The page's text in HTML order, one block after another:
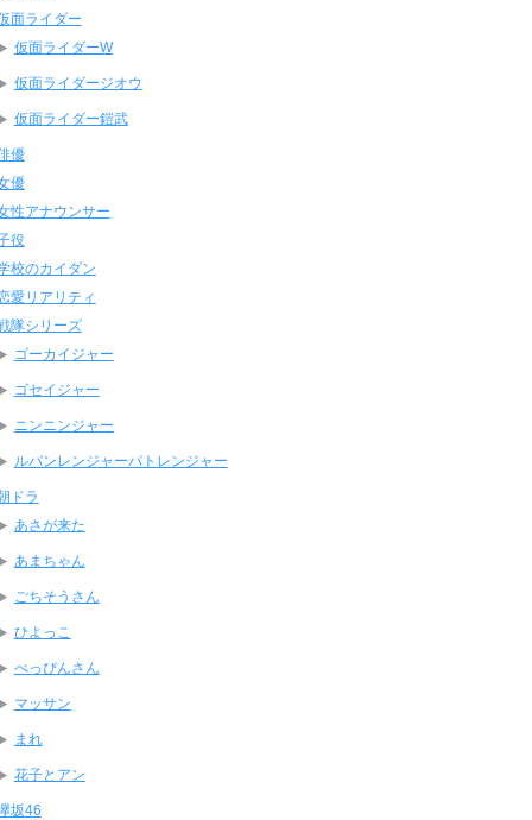
面ライダー
仮面ライダーW
仮面ライダージオウ
仮面ライダー鎧武
優
優
性アナウンサー
役
校のカイダン
愛リアリティ
隊シリーズ
ゴーカイジャー
ゴセイジャー
ニンニンジャー
ルパンレンジャーパトレンジャー
ドラ
あさが来た
あまちゃん
ごちそうさん
ひよっこ
べっぴんさん
マッサン
まれ
花子とアン
坂46